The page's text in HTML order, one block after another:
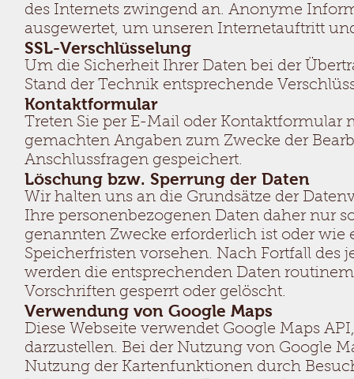
des Internets zwingend an. Anonyme
ausgewertet, um unseren Internetauftritt
SSL-Verschlüsselung
Um die Sicherheit Ihrer Daten bei der
Stand der Technik entsprechende
Kontaktformular
Treten Sie per E-Mail oder
gemachten Angaben zum Zwecke der
Anschlussfragen gespeichert.
Löschung bzw. Sperrung der Daten
Wir halten uns an die Grundsätze der
Ihre personenbezogenen Daten daher nur
genannten Zwecke erforderlich ist oder wie
Speicherfristen vorsehen. Nach Fortfall des
werden die entsprechenden Daten
Vorschriften gesperrt oder gelöscht.
Verwendung von Google Maps
Diese Webseite verwendet Google Maps
darzustellen. Bei der Nutzung von Google
Nutzung der Kartenfunktionen durch